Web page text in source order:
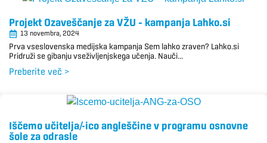
Projekt Ozaveščanje za VŽU – kampanja Lahko.si
13 novembra, 2024
Prva vseslovenska medijska kampanja Sem lahko zraven? Lahko.si
Pridruži se gibanju vseživljenjskega učenja. Nauči...
Preberite več >
Iščemo učitelja/-ico angleščine v programu osnovne
šole za odrasle